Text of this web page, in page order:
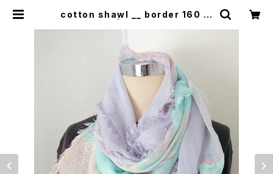
cotton shawl __ border 160 彩